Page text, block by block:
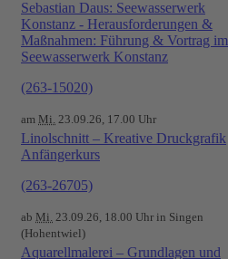
Sebastian Daus: Seewasserwerk
Konstanz - Herausforderungen &
Maßnahmen: Führung & Vortrag im
Seewasserwerk Konstanz
(263-15020)
am Mi. 23.09.26, 17.00 Uhr
Linolschnitt – Kreative Druckgrafik
Anfängerkurs
(263-26705)
ab Mi. 23.09.26, 18.00 Uhr in Singen
(Hohentwiel)
Aquarellmalerei – Grundlagen und